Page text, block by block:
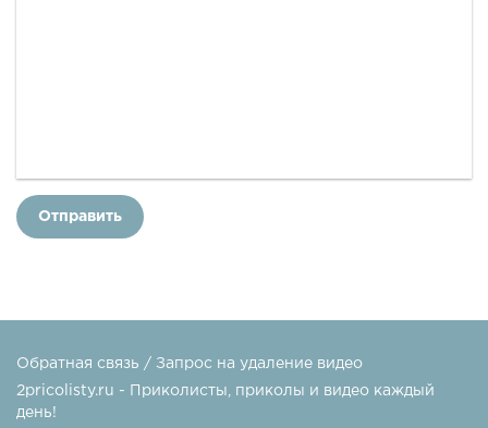
Отправить
Обратная связь / Запрос на удаление видео
2pricolisty.ru - Приколисты, приколы и видео каждый
день!